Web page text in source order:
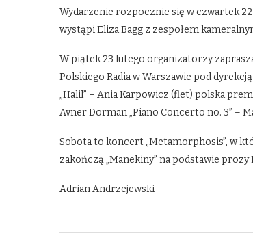
Wydarzenie rozpocznie się w czwartek
wystąpi Eliza Bagg z zespołem
W piątek 23 lutego organizatorzy
Polskiego Radia w Warszawie pod
„Halil” – Ania Karpowicz (flet) polska
Avner Dorman „Piano Concerto no. 3” –
Sobota to koncert „Metamorphosis”, w
zakończą „Manekiny” na podstawie prozy
Adrian Andrzejewski